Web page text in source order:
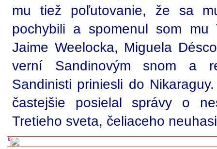
mu tiež poľutovanie, že sa
pochybili a spomenul som mu
Jaime Weelocka, Miguela
verní Sandinovým snom a
Sandinisti priniesli do
častejšie posielal správy o
Tretieho sveta, čeliaceho